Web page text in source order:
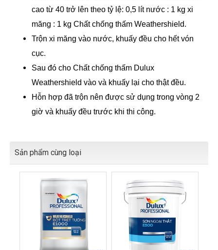
cao từ 40 trở lên theo tỷ lệ: 0,5 lít nước : 1 kg xi
măng : 1 kg Chất chống thấm Weathershield.
Trộn xi măng vào nước, khuấy đều cho hết vón
cục.
Sau đó cho Chất chống thấm Dulux
Weathershield vào và khuấy lại cho thật đều.
Hỗn hợp đã trộn nên được sử dụng trong vòng 2
giờ và khuấy đều trước khi thi công.
Sản phẩm cùng loại